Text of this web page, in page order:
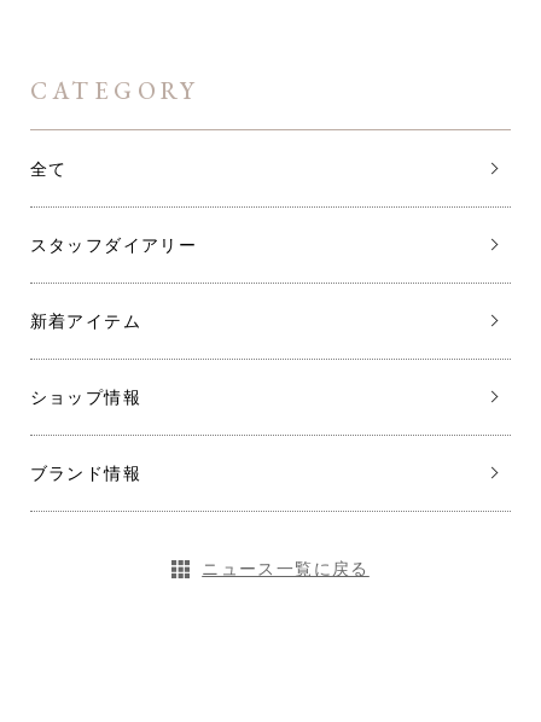
CATEGORY
全て
スタッフダイアリー
新着アイテム
ショップ情報
ブランド情報
ニュース一覧に戻る